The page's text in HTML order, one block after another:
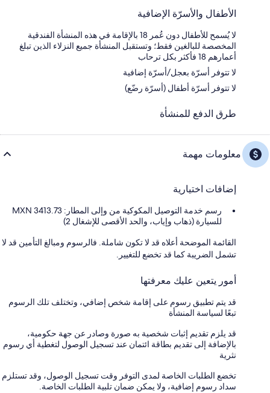
الأطفال والأسرّة الإضافية
لا يُسمح للأطفال دون عُمر 18 بالإقامة في هذه المنشأة الفندقية
المخصصة للبالغين فقط؛ وتستقبل المنشأة جميع النزلاء الذين تبلغ
أعمارهم 18 فأكثر بكل ترحاب
لا تتوفر أسرّة بعجل/أسرّة إضافية
لا تتوفر أسرّة أطفال (أسرّة رضّع)
طرق الدفع للمنشأة
معلومات مهمة
إضافات اختيارية
رسم خدمة التوصيل المكوكية من وإلى المطار: 3413.73 MXN
للسيارة (ذهاب وإياب، والحد الأقصى للإشغال 2)
القائمة الموضحة أعلاه قد لا تكون شاملة. فالرسوم ومبالغ التأمين قد لا
تشمل الضريبة كما قد تخضع للتغيير.
أمور يتعين عليك معرفتها
قد يتم تطبيق رسوم على إقامة شخص إضافي، وتختلف تلك الرسوم
تبعًا لسياسة المنشأة
قد يلزم تقديم إثبات شخصية به صورة وصادر عن جهة حكومية،
بالإضافة إلى تقديم بطاقة ائتمان عند تسجيل الوصول لتغطية أي رسوم
نثرية
تخضع الطلبات الخاصة لمدى التوفر وقت تسجيل الوصول، وقد تستلزم
سداد رسوم إضافية، ولا يمكن ضمان تلبية الطلبات الخاصة.